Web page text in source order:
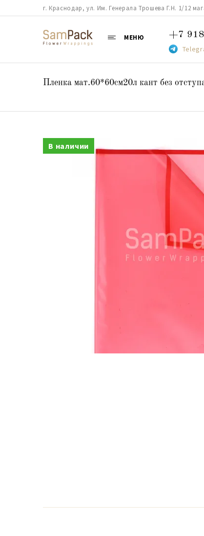
г. Краснодар, ул. Им. Генерала Трошева Г.Н. 1/12
МЕНЮ +7
Пленка мат.60*60см20л кант без
В наличии